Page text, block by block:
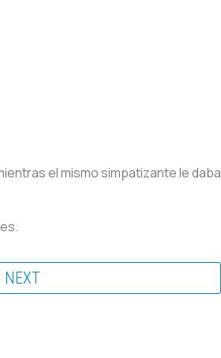
el mismo simpatizante le daba
NEXT